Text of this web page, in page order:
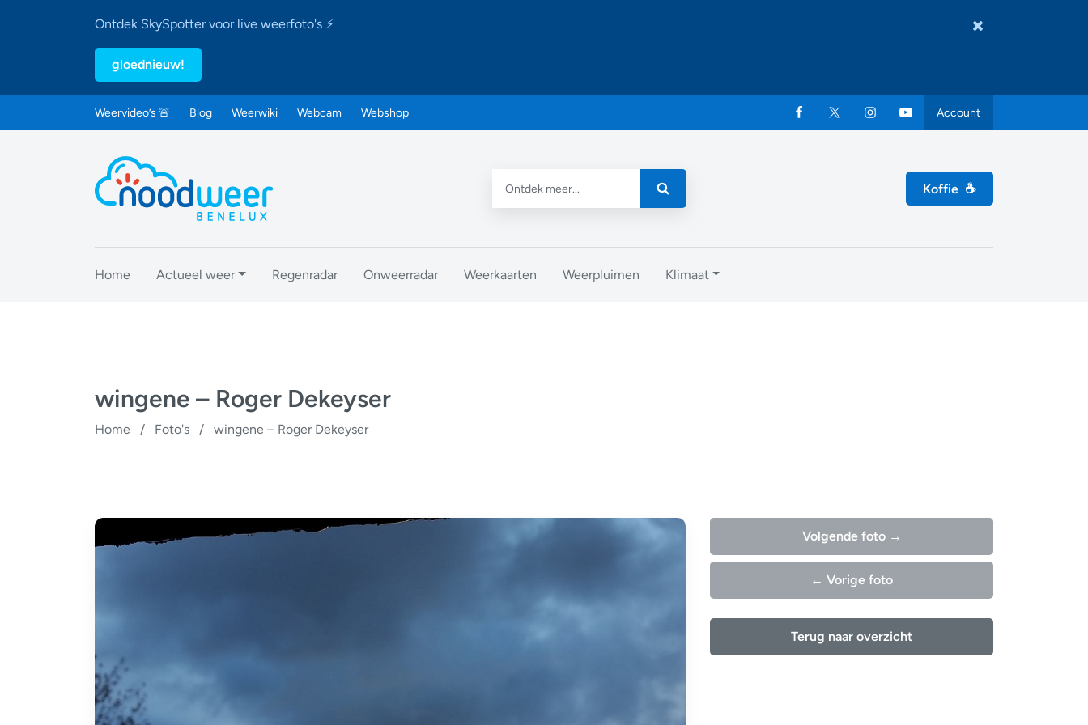
Ontdek SkySpotter voor live weerfoto's ⚡
gloednieuw!
Weervideo’s 🚨 Blog Weerwiki Webcam Webshop Account
Koffie ☕
Home Actueel weer Regenradar Onweerradar Weerkaarten Weerpluimen Klimaat
wingene – Roger Dekeyser
Home / Foto's / wingene – Roger Dekeyser
Volgende foto →
← Vorige foto
Terug naar overzicht